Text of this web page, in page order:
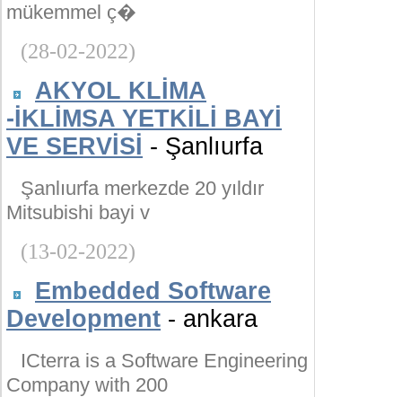
mükemmel ç�
(28-02-2022)
AKYOL KLİMA
-İKLİMSA YETKİLİ BAYİ
VE SERVİSİ - Şanlıurfa
Şanlıurfa merkezde 20 yıldır
Mitsubishi bayi v
(13-02-2022)
Embedded Software
Development - ankara
ICterra is a Software Engineering
Company with 200